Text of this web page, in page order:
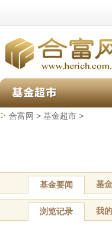
合富网 > 基金超市 >
基金要闻 基
浏览记录 我